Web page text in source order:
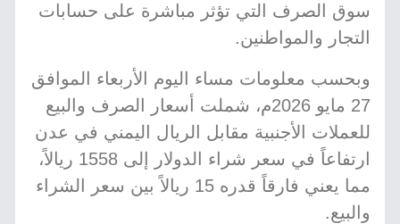
سوق الصرف التي تؤثر مباشرة على حسابات
التجار والمواطنين.
وبحسب معلومات مساء اليوم الأربعاء الموافق
27 مايو 2026م، شملت أسعار الصرف والبيع
للعملات الأجنبية مقابل الريال اليمني في عدن
ارتفاعاً في سعر شراء الدولار إلى 1558 ريالاً،
مما يعني فارقاً قدره 15 ريالاً بين سعر الشراء
والبيع.